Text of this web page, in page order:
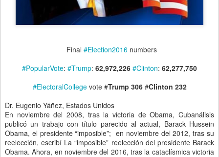
Final #Election2016numbers
#PopularVote: #Trump: 62,972,226 #Clinton: 62,277,750
#ElectoralCollegevote #Trump 306#Clinton 232
Dr. Eugenio Yáñez, Estados Unidos
En noviembre del 2008, tras la victoria de Obama, Cubanálisis
publicó un trabajo con título parecido al actual, Barack Hussein
Obama, el presidente “imposible”; en noviembre del 2012, tras su
reelección, escribí La “imposible” reelección del presidente Barack
Obama. Ahora, en noviembre del 2016, tras la cataclísmica victoria